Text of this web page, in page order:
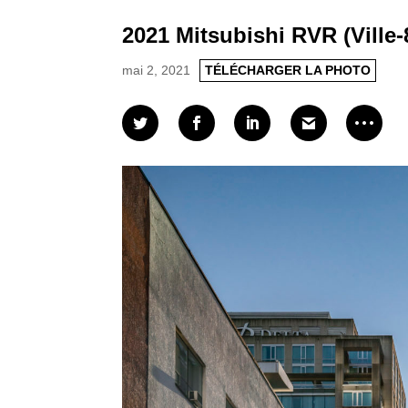
2021 Mitsubishi RVR (Ville-
mai 2, 2021 TÉLÉCHARGER LA PHOTO